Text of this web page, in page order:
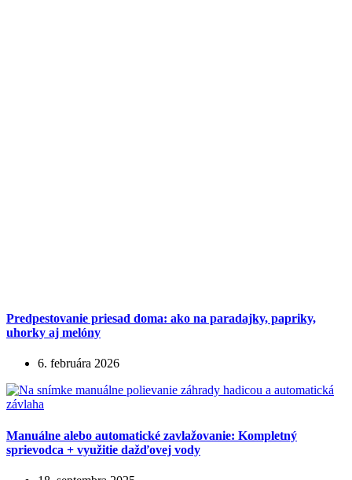
Predpestovanie priesad doma: ako na paradajky, papriky,
uhorky aj melóny
6. februára 2026
Manuálne alebo automatické zavlažovanie: Kompletný
sprievodca + využitie dažďovej vody